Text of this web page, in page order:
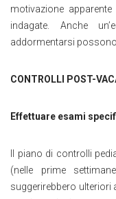
motivazione
indagate. Anche
addormentarsi
CONTROLLI POST-
Effettuare esami
Il piano di controlli
(nelle prime
suggerirebbero